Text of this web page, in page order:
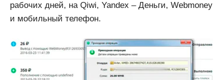
рабочих дней, на Qiwi, Yandex – Деньги, Webmoney
и мобильный телефон.